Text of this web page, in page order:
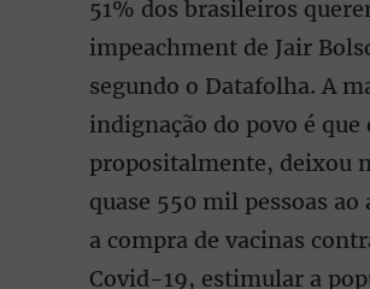
51% dos brasileiros
impeachment de Jair
segundo o Datafolha. A
indignação do povo é que
propositalmente, deixou
quase 550 mil pessoas ao
a compra de vacinas
Covid-19, estimular a